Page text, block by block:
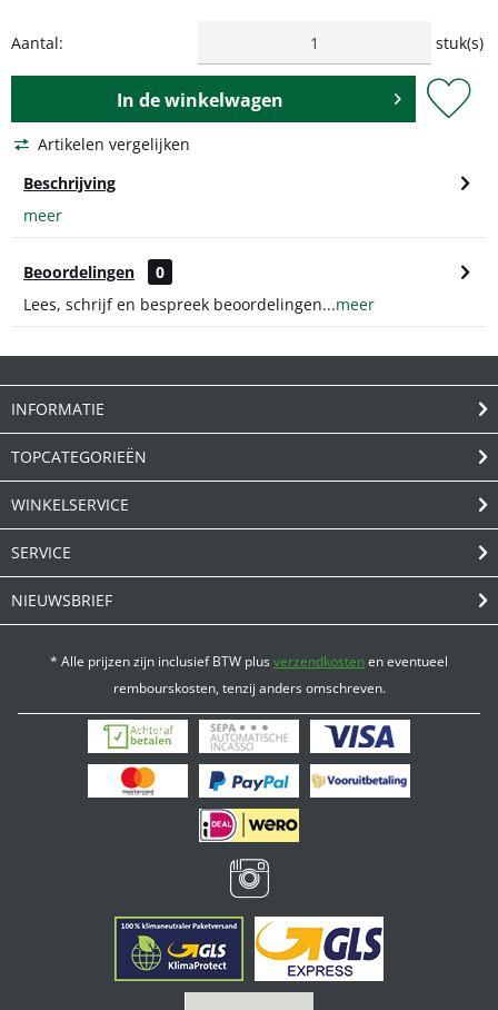
Aantal: stuk(s)
In dewinkelwagen
Artikelen vergelijken
Beschrijving
meer
Beoordelingen
0
Lees, schrijf en bespreek beoordelingen...meer
INFORMATIE
TOPCATEGORIEËN
WINKELSERVICE
SERVICE
NIEUWSBRIEF
* Alle prijzen zijn inclusief BTW plusverzendkostenen eventueel
rembourskosten, tenzij anders omschreven.